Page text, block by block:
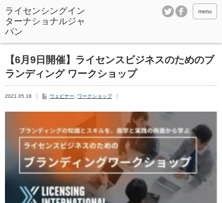
ライセンシングイン
ターナショナルジャ
パン
menu
【6月9日開催】ライセンスビジネスのためのブ
ランディング ワークショップ
2021.05.18 ウェビナー ワークショップ